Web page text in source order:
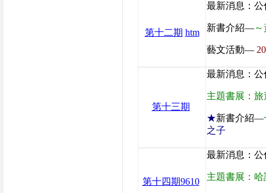
第十二期 htm
最新消息：
新書介紹—～
藝文活動—
第十三期
最新消息：
主題書展：
★新書介紹—
之子
第十四期9610
最新消息：
主題書展：